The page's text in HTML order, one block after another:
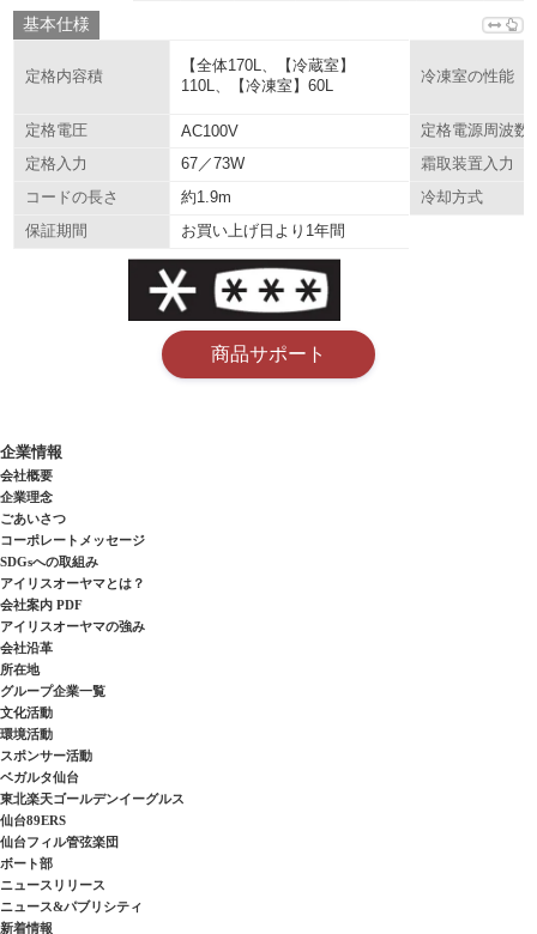
基本仕様
定格内容積
【全体170L、【冷蔵室】
110L、【冷凍室】60L
冷凍室の性能
定格電圧 AC100V
定格電源周波数
定格入力
67／73W
霜取装置入力
コードの長さ
約1.9m
冷却方式
保証期間
お買い上げ日より1年間
商品サポート
企業情報
会社概要
企業理念
ごあいさつ
コーポレートメッセージ
SDGsへの取組み
アイリスオーヤマとは？
会社案内 PDF
アイリスオーヤマの強み
会社沿革
所在地
グループ企業一覧
文化活動
環境活動
スポンサー活動
ベガルタ仙台
東北楽天ゴールデンイーグルス
仙台89ERS
仙台フィル管弦楽団
ボート部
ニュースリリース
ニュース&パブリシティ
新着情報